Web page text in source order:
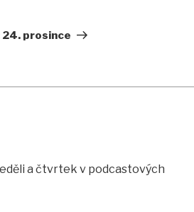
prosince
a čtvrtek v podcastových